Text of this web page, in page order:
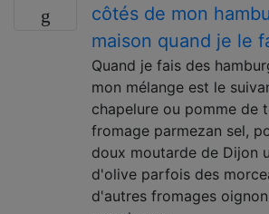
côtés de mon
maison quand je le
Quand je fais des
mon mélange est le
chapelure ou pomme de
fromage parmezan sel,
doux moutarde de Dijon
d'olive parfois des
d'autres fromages